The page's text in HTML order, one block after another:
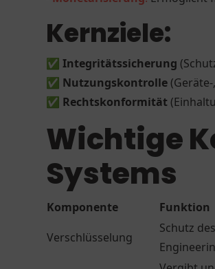
Kernziele:
✅ Integritätssicherung
✅ Nutzungskontrolle
✅ Rechtskonformität
Wichtige
Systems
Komponente Funktion
Verschlüsselung
Schutz